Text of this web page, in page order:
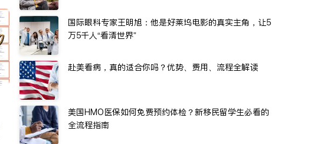
国际眼科专家王明旭：他是好莱坞电影的真实主角，让5
万5千人“看清世界”
赴美看病，真的适合你吗？优势、费用、流程全解读
美国HMO医保如何免费预约体检？新移民留学生必看的
全流程指南